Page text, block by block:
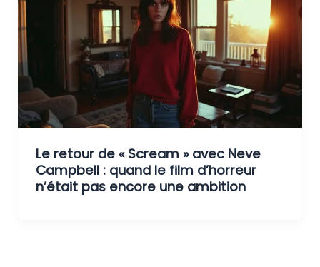
Le retour de « Scream » avec Neve
Campbell : quand le film d’horreur
n’était pas encore une ambition